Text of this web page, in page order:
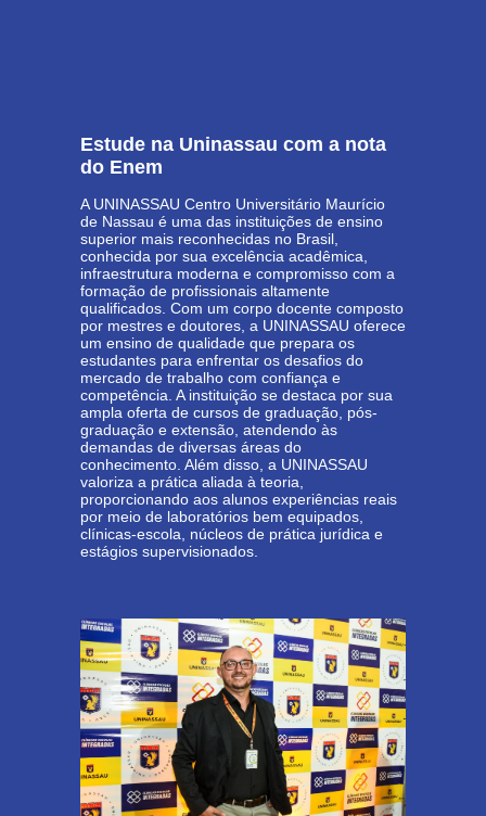
Estude na Uninassau com a nota
do Enem
A UNINASSAU Centro Universitário Maurício
de Nassau é uma das instituições de ensino
superior mais reconhecidas no Brasil,
conhecida por sua excelência acadêmica,
infraestrutura moderna e compromisso com a
formação de profissionais altamente
qualificados. Com um corpo docente composto
por mestres e doutores, a UNINASSAU oferece
um ensino de qualidade que prepara os
estudantes para enfrentar os desafios do
mercado de trabalho com confiança e
competência. A instituição se destaca por sua
ampla oferta de cursos de graduação, pós-
graduação e extensão, atendendo às
demandas de diversas áreas do
conhecimento. Além disso, a UNINASSAU
valoriza a prática aliada à teoria,
proporcionando aos alunos experiências reais
por meio de laboratórios bem equipados,
clínicas-escola, núcleos de prática jurídica e
estágios supervisionados.